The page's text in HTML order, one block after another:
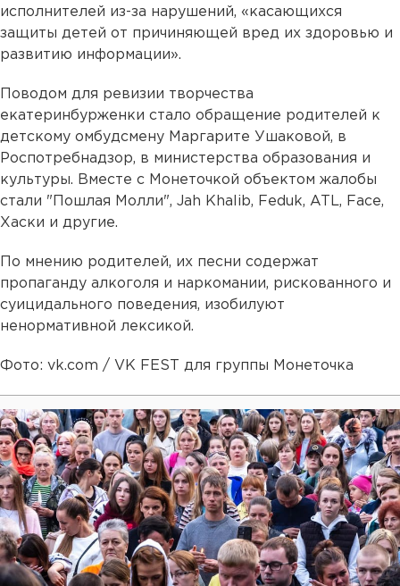
исполнителей из-за нарушений, «касающихся
защиты детей от причиняющей вред их здоровью и
развитию информации».
Поводом для ревизии творчества
екатеринбурженки стало обращение родителей к
детскому омбудсмену Маргарите Ушаковой, в
Роспотребнадзор, в министерства образования и
культуры. Вместе с Монеточкой объектом жалобы
стали "Пошлая Молли", Jah Khalib, Feduk, ATL, Face,
Хаски и другие.
По мнению родителей, их песни содержат
пропаганду алкоголя и наркомании, рискованного и
суицидального поведения, изобилуют
ненормативной лексикой.
Фото: vk.com / VK FEST для группы Монеточка